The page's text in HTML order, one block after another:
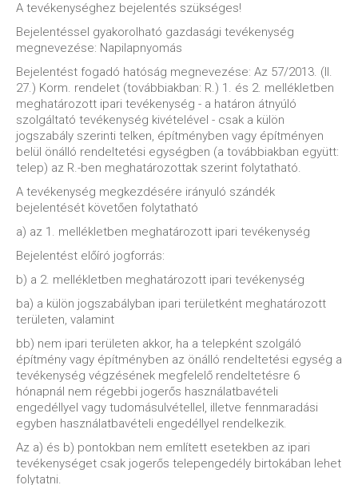
A tevékenységhez bejelentés szükséges!
Bejelentéssel gyakorolható gazdasági tevékenység
megnevezése: Napilapnyomás
Bejelentést fogadó hatóság megnevezése: Az 57/2013. (II.
27.) Korm. rendelet (továbbiakban: R.) 1. és 2. mellékletben
meghatározott ipari tevékenység - a határon átnyúló
szolgáltató tevékenység kivételével - csak a külön
jogszabály szerinti telken, építményben vagy építményen
belül önálló rendeltetési egységben (a továbbiakban együtt:
telep) az R.-ben meghatározottak szerint folytatható.
A tevékenység megkezdésére irányuló szándék
bejelentését követően folytatható
a) az 1. mellékletben meghatározott ipari tevékenység
Bejelentést előíró jogforrás:
b) a 2. mellékletben meghatározott ipari tevékenység
ba) a külön jogszabályban ipari területként meghatározott
területen, valamint
bb) nem ipari területen akkor, ha a telepként szolgáló
építmény vagy építményben az önálló rendeltetési egység a
tevékenység végzésének megfelelő rendeltetésre 6
hónapnál nem régebbi jogerős használatbavételi
engedéllyel vagy tudomásulvétellel, illetve fennmaradási
egyben használatbavételi engedéllyel rendelkezik.
Az a) és b) pontokban nem említett esetekben az ipari
tevékenységet csak jogerős telepengedély birtokában lehet
folytatni.